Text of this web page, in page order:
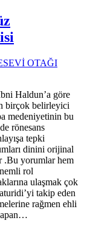
OTAĞI
Haldun’a göre
birçok belirleyici
medeniyetinin bu
rönesans
tepki
dinini orijinal
.Bu yorumlar hem
rol
ulaşmak çok
takip eden
rağmen ehli